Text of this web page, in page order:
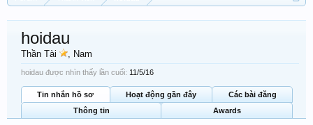
hoidau
Thần Tài , Nam
hoidau được nhìn thấy lần cuối: 11/5/16
Tin nhắn hồ sơ Hoạt động gần đây
Các bài đăng
Thông tin
Awards